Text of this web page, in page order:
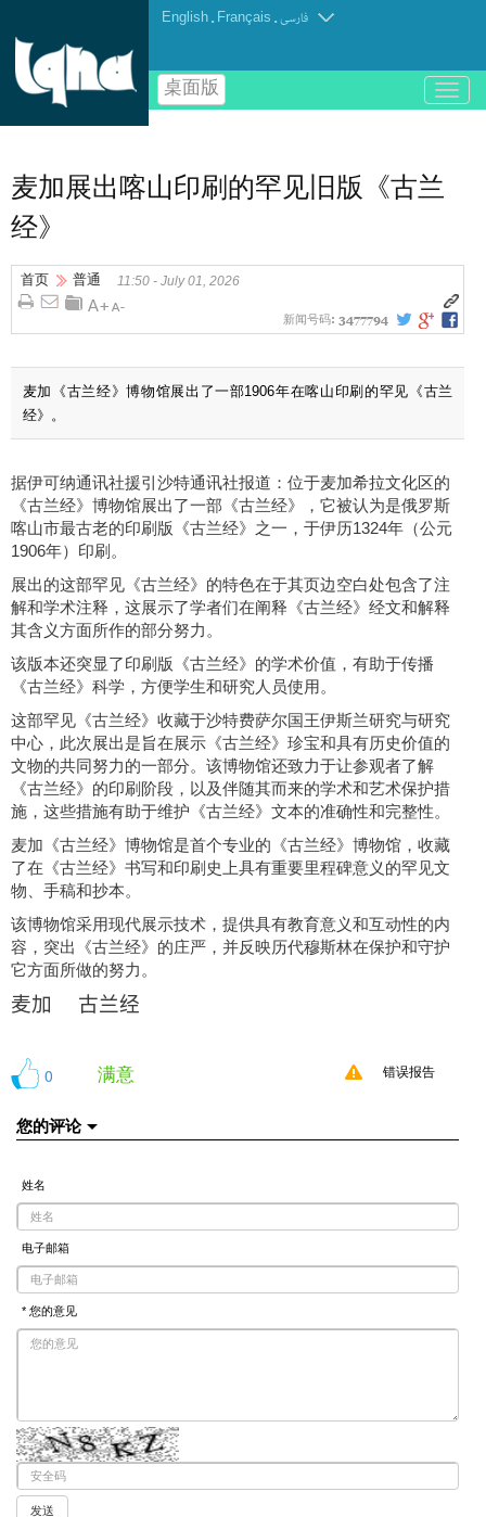
English . Français .فارسی
桌面版
باز
و
麦加展出喀山印刷的罕见旧版《古兰
经》
首页 普通 11:50 - July 01, 2026
新闻号码: 3477794
麦加《古兰经》博物馆展出了一部1906年在喀山印刷的罕见《古兰
经》。
据伊可纳通讯社援引沙特通讯社报道：位于麦加希拉文化区的
《古兰经》博物馆展出了一部《古兰经》，它被认为是俄罗斯
喀山市最古老的印刷版《古兰经》之一，于伊历1324年（公元
1906年）印刷。
展出的这部罕见《古兰经》的特色在于其页边空白处包含了注
解和学术注释，这展示了学者们在阐释《古兰经》经文和解释
其含义方面所作的部分努力。
该版本还突显了印刷版《古兰经》的学术价值，有助于传播
《古兰经》科学，方便学生和研究人员使用。
这部罕见《古兰经》收藏于沙特费萨尔国王伊斯兰研究与研究
中心，此次展出是旨在展示《古兰经》珍宝和具有历史价值的
文物的共同努力的一部分。该博物馆还致力于让参观者了解
《古兰经》的印刷阶段，以及伴随其而来的学术和艺术保护措
施，这些措施有助于维护《古兰经》文本的准确性和完整性。
麦加《古兰经》博物馆是首个专业的《古兰经》博物馆，收藏
了在《古兰经》书写和印刷史上具有重要里程碑意义的罕见文
物、手稿和抄本。
该博物馆采用现代展示技术，提供具有教育意义和互动性的内
容，突出《古兰经》的庄严，并反映历代穆斯林在保护和守护
它方面所做的努力。
麦加 古兰经
0 满意 错误报告
您的评论
姓名
电子邮箱
* 您的意见